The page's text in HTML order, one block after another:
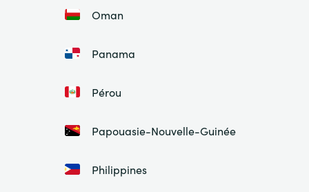
Oman
Panama
Pérou
Papouasie-Nouvelle-Guinée
Philippines